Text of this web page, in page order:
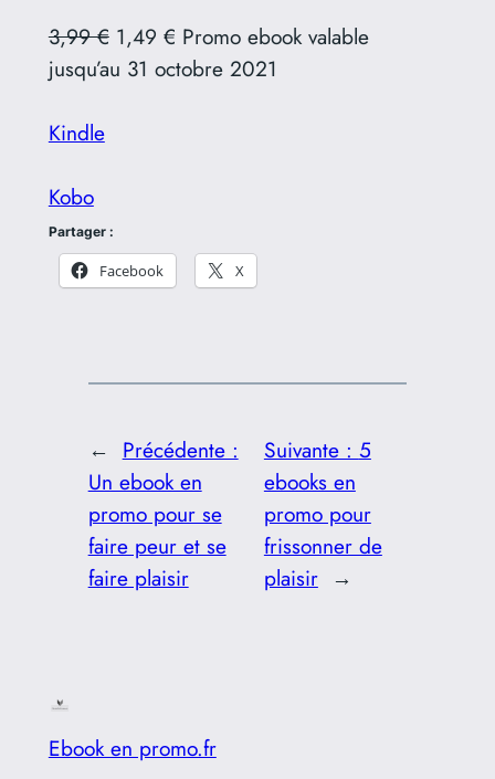
3,99 €1,49 € Promo ebook valable
jusqu’au 31 octobre 2021
Kindle
Kobo
Partager :
Facebook X
← Précédente :
Un ebook en
promo pour se
faire peur et se
faire plaisir
Suivante : 5
ebooks en
promo pour
frissonner de
plaisir →
Ebook en promo.fr